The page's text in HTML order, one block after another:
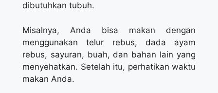
dibutuhkan tubuh.
Misalnya, Anda bisa makan dengan
menggunakan telur rebus, dada ayam
rebus, sayuran, buah, dan bahan lain yang
menyehatkan. Setelah itu, perhatikan waktu
makan Anda.